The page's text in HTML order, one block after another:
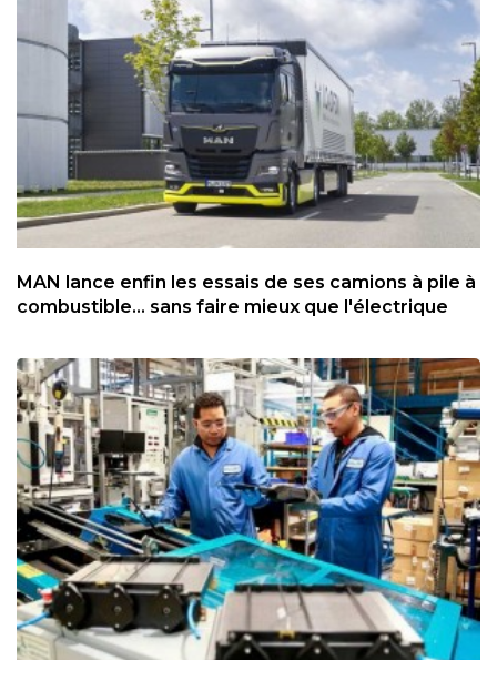
MAN lance enfin les essais de ses camions à pile à
combustible... sans faire mieux que l'électrique